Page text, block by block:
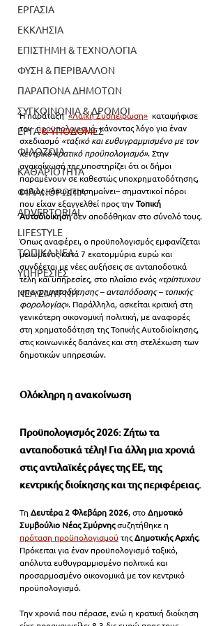
ΕΡΓΑΣΙΑ
ΕΚΚΛΗΣΙΑ
ΕΠΙΣΤΗΜΗ & ΤΕΧΝΟΛΟΓΙΑ
ΦΥΣΗ & ΠΕΡΙΒΑΛΛΟΝ
ΠΑΡΑΠΟΝΑ ΔΗΜΟΤΩΝ
ΣΥΓΚΟΙΝΩΝΙΑ & ΔΡΟΜΟΙ
ΕΡΓΑ & ΥΠΟΔΟΜΕΣ
ΦΙΛΟΖΩΙΑ
ΚΑΘΑΡΙΟΤΗΤΑ
ΦΙΛΑΝΘΡΩΠΙΑ
ADVERTORIAL
LIFESTYLE
ΤΟΠΙΚΑ ΝΕΑ
ΥΠΗΡΕΣΙΕΣ
ΝΕΑ ΣΜΥΡΝΗ
Η παράταξη «Λαϊκή Συσπείρωση» καταψήφισε
τον προϋπολογισμό, κάνοντας λόγο για έναν
σχεδιασμό «ταξικό και ευθυγραμμισμένο με τον
κεντρικό κρατικό προϋπολογισμό». Στην
ανακοίνωσή της υποστηρίζει ότι οι δήμοι
παραμένουν σε καθεστώς υποχρηματοδότησης,
καθώς –όπως επισημαίνει– σημαντικοί πόροι
που είχαν εξαγγελθεί προς την Τοπική
Αυτοδιοίκηση δεν αποδόθηκαν στο σύνολό τους.
Όπως αναφέρει, ο προϋπολογισμός εμφανίζεται
μειωμένος κατά 7 εκατομμύρια ευρώ και
συνδέεται με νέες αυξήσεις σε ανταποδοτικά
τέλη και υπηρεσίες, στο πλαίσιο ενός «τρίπτυχου
υποχρηματοδότησης – ανταπόδοσης – τοπικής
φορολογίας». Παράλληλα, ασκείται κριτική στη
γενικότερη οικονομική πολιτική, με αναφορές
στη χρηματοδότηση της Τοπικής Αυτοδιοίκησης,
στις κοινωνικές δαπάνες και στη στελέχωση των
δημοτικών υπηρεσιών.
Ολόκληρη η ανακοίνωση
Προϋπολογισμός 2026: Ζήτω τα
ανταποδοτικά τέλη! Για άλλη μια χρονιά
στις αντιλαϊκές ράγες της ΕΕ, της
κεντρικής διοίκησης και της περιφέρειας.
Τη Δευτέρα 2 Φλεβάρη 2026, στο Δημοτικό
Συμβούλιο Νέας Σμύρνης συζητήθηκε η
πρόταση προϋπολογισμού της Δημοτικής Αρχής.
Πρόκειται για έναν προϋπολογισμό ταξικό,
απόλυτα ευθυγραμμισμένο πολιτικά και
προσαρμοσμένο οικονομικά με τον κεντρικό
προϋπολογισμό.
Την χρονιά που πέρασε, ενώ η κρατική διοίκηση